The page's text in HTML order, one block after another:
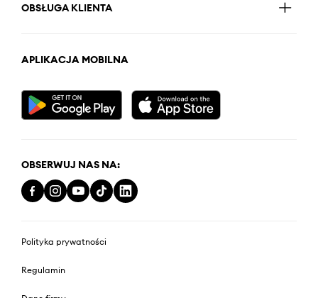
OBSŁUGA KLIENTA
APLIKACJA MOBILNA
OBSERWUJ NAS NA:
Polityka prywatności
Regulamin